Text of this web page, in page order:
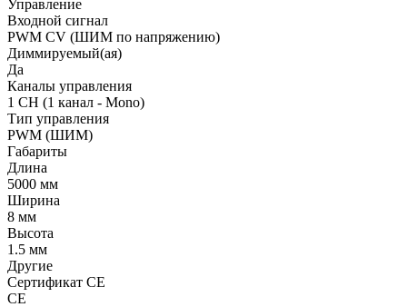
Управление
Входной сигнал
PWM СV (ШИМ по напряжению)
Диммируемый(ая)
Да
Каналы управления
1 CH (1 канал - Mono)
Тип управления
PWM (ШИМ)
Габариты
Длина
5000 мм
Ширина
8 мм
Высота
1.5 мм
Другие
Сертификат CE
CE